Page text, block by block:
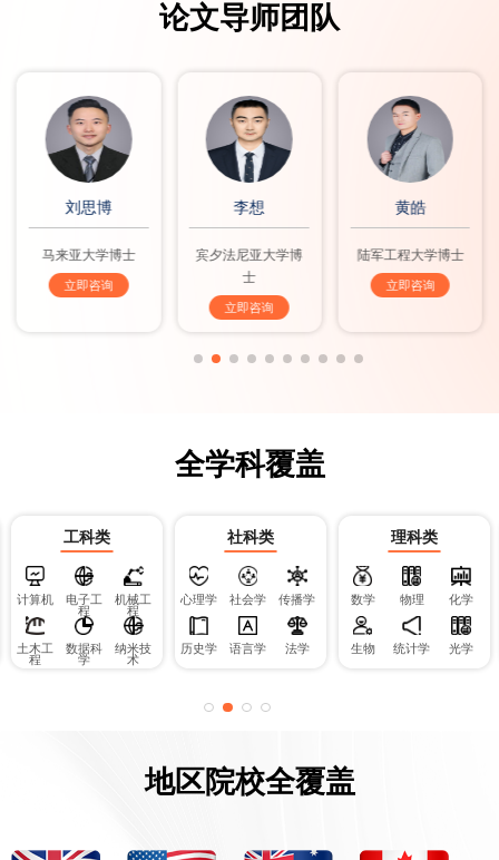
论文导师团队
刘思博
马来亚大学博士
立即咨询
李想
宾夕法尼亚大学博
士
立即咨询
黄皓
陆军工程大学博士
立即咨询
全学科覆盖​
工科类
计算机
电子工
程
机械工
程
土木工
程
数据科
学
纳米技
术
社科类
心理学 社会学 传播学
历史学 语言学 法学
理科类
数学 物理 化学
生物 统计学 光学
地区院校全覆盖